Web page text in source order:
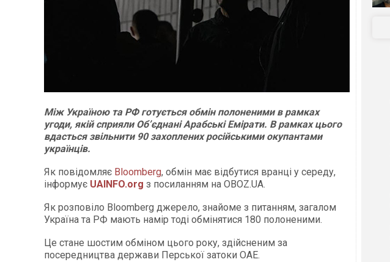
Між Україною та РФ готується обмін полоненими в рамках
угоди, якій сприяли Об’єднані Арабські Емірати. В рамках цього
вдасться звільнити 90 захоплених російськими окупантами
українців.
Як повідомляє Bloomberg, обмін має відбутися вранці у середу,
інформує UAINFO.org з посиланням на OBOZ.UA.
Як розповіло Bloomberg джерело, знайоме з питанням, загалом
Україна та РФ мають намір тоді обмінятися 180 полоненими.
Це стане шостим обміном цього року, здійсненим за
посередництва держави Перської затоки ОАЕ.